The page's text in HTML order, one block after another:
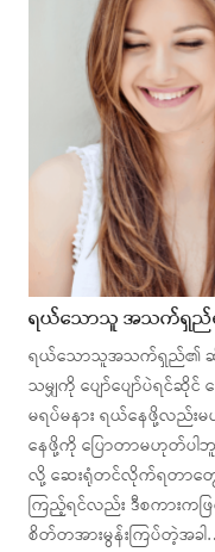
ရယ်သောသူ အသက်ရှည်ရ
ရယ်သောသူအသက်ရှည်၏
သမျှကို ပျော်ပျော်ပဲရင်ဆို
မရပ်မနား ရယ်နေဖို့လည်
နေဖို့ကို ပြောတာမဟုတ်ပါဘူ
လို့ ဆေးရုံတင်လိုက်ရတာတွ
ကြည့်ရင်လည်း ဒီစကားကဖ
စိတ်တအားမွန်းကြပ်တဲ့အခ